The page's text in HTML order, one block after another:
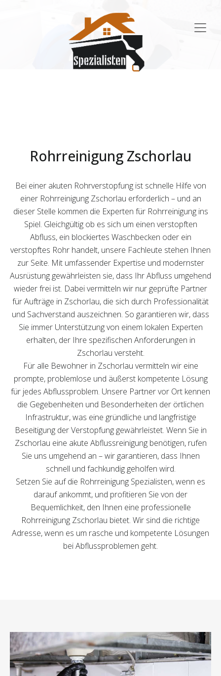
Rohrreinigung Zschorlau
Bei einer akuten Rohrverstopfung ist schnelle Hilfe von
einer Rohrreinigung Zschorlau erforderlich – und an
dieser Stelle kommen die Experten für Rohrreinigung ins
Spiel. Gleichgültig ob es sich um einen verstopften
Abfluss, ein blockiertes Waschbecken oder ein
verstopftes Rohr handelt, unsere Fachleute stehen Ihnen
zur Seite. Mit umfassender Expertise und modernster
Ausrüstung gewährleisten sie, dass Ihr Abfluss umgehend
wieder frei ist. Dabei vermitteln wir nur geprüfte Partner
für Aufträge in Zschorlau, die sich durch Professionalität
und Sachverstand auszeichnen. So garantieren wir, dass
Sie immer Unterstützung von einem lokalen Experten
erhalten, der Ihre spezifischen Anforderungen in
Zschorlau versteht.
Für alle Bewohner in Zschorlau vermitteln wir eine
prompte, problemlose und äußerst kompetente Lösung
für jedes Abflussproblem. Unsere Partner vor Ort kennen
die Gegebenheiten und Besonderheiten der örtlichen
Infrastruktur, was eine gründliche und langfristige
Beseitigung der Verstopfung gewährleistet. Wenn Sie in
Zschorlau eine akute Abflussreinigung benötigen, rufen
Sie uns umgehend an – wir garantieren, dass Ihnen
schnell und fachkundig geholfen wird.
Setzen Sie auf die Rohrreinigung Spezialisten, wenn es
darauf ankommt, und profitieren Sie von der
Bequemlichkeit, den Ihnen eine professionelle
Rohrreinigung Zschorlau bietet. Wir sind die richtige
Adresse, wenn es um rasche und kompetente Lösungen
bei Abflussproblemen geht.